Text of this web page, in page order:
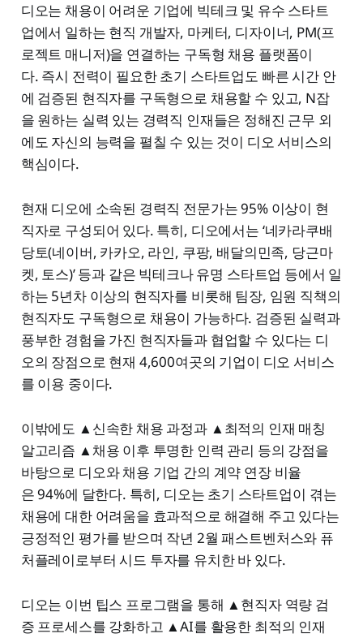
디오는 채용이 어려운 기업에 빅테크 및 유수 스타트
업에서 일하는 현직 개발자, 마케터, 디자이너, PM(프
로젝트 매니저)을 연결하는 구독형 채용 플랫폼이
다. 즉시 전력이 필요한 초기 스타트업도 빠른 시간 안
에 검증된 현직자를 구독형으로 채용할 수 있고, N잡
을 원하는 실력 있는 경력직 인재들은 정해진 근무 외
에도 자신의 능력을 펼칠 수 있는 것이 디오 서비스의
핵심이다.
현재 디오에 소속된 경력직 전문가는 95% 이상이 현
직자로 구성되어 있다. 특히, 디오에서는 ‘네카라쿠배
당토(네이버, 카카오, 라인, 쿠팡, 배달의민족, 당근마
켓, 토스)’ 등과 같은 빅테크나 유명 스타트업 등에서 일
하는 5년차 이상의 현직자를 비롯해 팀장, 임원 직책의
현직자도 구독형으로 채용이 가능하다. 검증된 실력과
풍부한 경험을 가진 현직자들과 협업할 수 있다는 디
오의 장점으로 현재 4,600여곳의 기업이 디오 서비스
를 이용 중이다.
이밖에도 ▲신속한 채용 과정과 ▲최적의 인재 매칭
알고리즘 ▲채용 이후 투명한 인력 관리 등의 강점을
바탕으로 디오와 채용 기업 간의 계약 연장 비율
은 94%에 달한다. 특히, 디오는 초기 스타트업이 겪는
채용에 대한 어려움을 효과적으로 해결해 주고 있다는
긍정적인 평가를 받으며 작년 2월 패스트벤처스와 퓨
처플레이로부터 시드 투자를 유치한 바 있다.
디오는 이번 팁스 프로그램을 통해 ▲현직자 역량 검
증 프로세스를 강화하고 ▲AI를 활용한 최적의 인재